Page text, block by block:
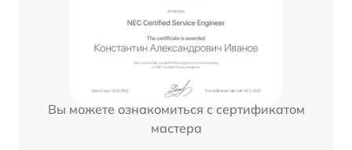
Вы можете ознакомиться с сертификатом
мастера